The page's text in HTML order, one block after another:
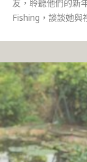
友，聆聽他們的新
Fishing，談談她與